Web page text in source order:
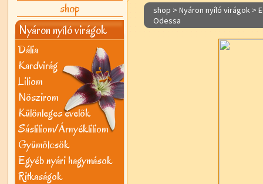
shop
Nyáron nyíló virágok
Dália
Kardvirág
Liliom
Nõszirom
Különleges évelõk
Sásliliom/Árnyékliliom
Gyümölcsök
Egyéb nyári hagymások
Ritkaságok
shop > Nyáron nyíló virágok >
Odessa